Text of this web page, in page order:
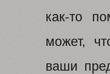
как-то
может,
ваши